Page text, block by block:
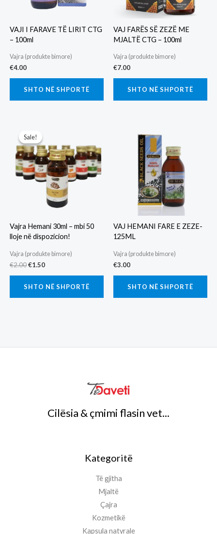
VAJI I FARAVE TË LIRIT CTG
– 100ml
Vajra (produkte bimore)
€4.00
SHTO NË SHPORTË
VAJ FARËS SË ZEZË ME
MJALTË CTG – 100ml
Vajra (produkte bimore)
€7.00
SHTO NË SHPORTË
Sale!
Sale!
Vajra Hemani 30ml – mbi 50
lloje në dispozicion!
Vajra (produkte bimore)
€2.00Original
€2.00.
€1.50Current
€1.50.
SHTO NË SHPORTË
VAJ HEMANI FARE E ZEZE-
125ML
Vajra (produkte bimore)
€3.00
SHTO NË SHPORTË
Cilësia & çmimi flasin vet...
Kategoritë
Të gjitha
Mjaltë
Çajra
Kozmetikë
Kapsula natyrale